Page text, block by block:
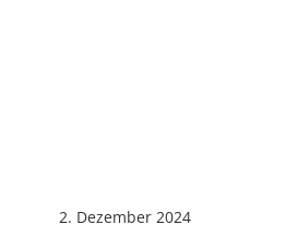
2. Dezember 2024